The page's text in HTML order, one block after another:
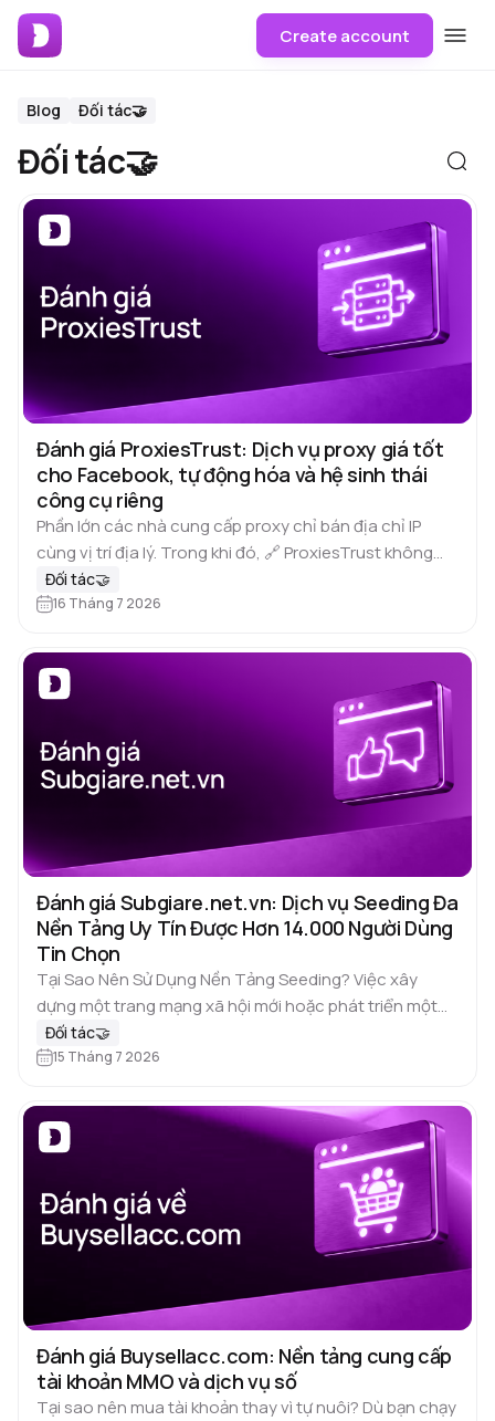
Create account
Blog Đối tác🤝
Đối tác🤝
Đánh giá ProxiesTrust: Dịch vụ proxy giá tốt
cho Facebook, tự động hóa và hệ sinh thái
công cụ riêng
Phần lớn các nhà cung cấp proxy chỉ bán địa chỉ IP
cùng vị trí địa lý. Trong khi đó, 🔗 ProxiesTrust không
chỉ cung cấp proxy mà còn xây…
Đối tác🤝
16 Tháng 7 2026
Đánh giá Subgiare.net.vn: Dịch vụ Seeding Đa
Nền Tảng Uy Tín Được Hơn 14.000 Người Dùng
Tin Chọn
Tại Sao Nên Sử Dụng Nền Tảng Seeding? Việc xây
dựng một trang mạng xã hội mới hoặc phát triển một
kênh hiện có luôn cần thời gian. Để tăng…
Đối tác🤝
15 Tháng 7 2026
Đánh giá Buysellacc.com: Nền tảng cung cấp
tài khoản MMO và dịch vụ số
Tại sao nên mua tài khoản thay vì tự nuôi? Dù bạn chạy